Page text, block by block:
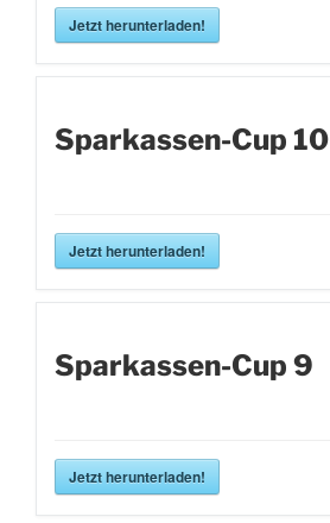
Jetzt herunterladen!
Sparkassen-Cup 10
Jetzt herunterladen!
Sparkassen-Cup 9
Jetzt herunterladen!